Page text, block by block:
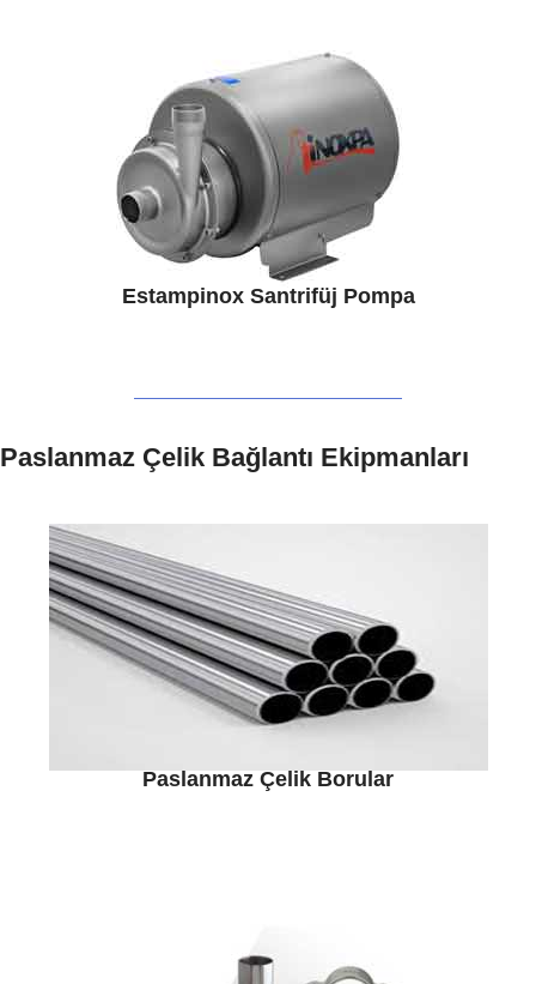
Estampinox Santrifüj Pompa
Paslanmaz Çelik Bağlantı Ekipmanları
Paslanmaz Çelik Borular